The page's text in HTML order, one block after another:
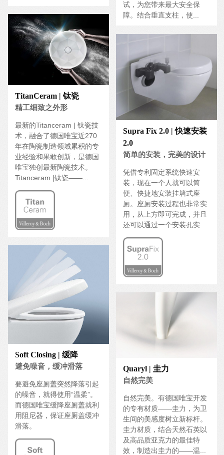
试，为您带来最大安全保
障。结合垂直支柱，使...
TitanCeram | 钛瓷
精工细致之外形
最新的Titanceram | 钛瓷技
术，融合了德国唯宝近270
年在陶瓷制造领域累积的专
业经验和果敢创新，是德国
唯宝独创最新陶瓷技术。
Titanceram |钛瓷——...
Supra Fix 2.0 | 快速安装
2.0
简单的安装，完美的设计
凭借专利固定系统快速安
装，现在一个人就可以简
便、快捷地安装挂墙式座
厕。座厕安装过程也非常实
用，从上方即可完成，并且
还可以通过一个安装孔实...
Soft Closing | 缓降
避免噪音，缓冲滑落
要避免座厕盖突然降落引起
的噪音，就得使用“温柔”。
而德国唯宝缓降座厕盖就利
用阻尼器，保证座厕盖缓冲
滑落。
Quaryl | 圭力
自然完美
自然完美。有德国唯宝开发
的专有材质——圭力，为卫
生间的美感度树立新标杆。
圭力材质，结合天然石英以
及高品质亚克力的最佳特
效，制造出圭力的——温...